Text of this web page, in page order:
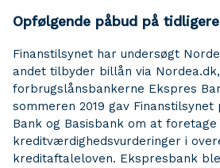
Opfølgende påbud på
Finanstilsynet har undersøgt
andet tilbyder billån via
forbrugslånsbankerne Ekspres
sommeren 2019 gav
Bank og Basisbank om at foretage
kreditværdighedsvurderinger i
kreditaftaleloven. Ekspresbank